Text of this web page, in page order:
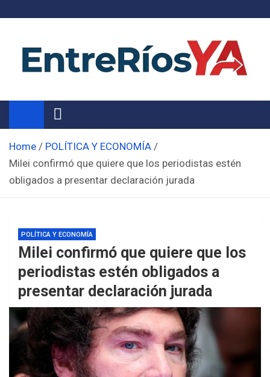
Noticias de Entre Ríos
Información de toda la provincia ahora
Home
POLÍTICA Y ECONOMÍA
Milei confirmó que quiere que los periodistas estén
obligados a presentar declaración jurada
POLÍTICA Y ECONOMÍA
Milei confirmó que quiere que los
periodistas estén obligados a
presentar declaración jurada